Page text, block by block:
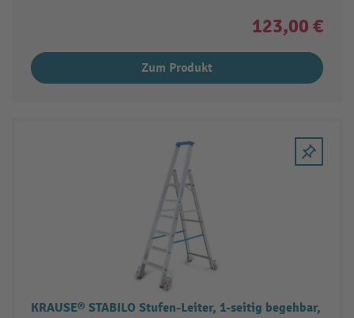
123,00 €
Zum Produkt
KRAUSE® STABILO Stufen-Leiter, 1-seitig begehbar,